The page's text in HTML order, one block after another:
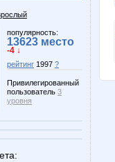
популярность:
13623 место
-4 ↓
рейтинг 1997 ?
Привилегированный
пользователь 3
уровня